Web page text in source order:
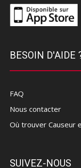
BESOIN D'AIDE
FAQ
Nous contacter
Où trouver Causeur
SUIVEZ-NOUS